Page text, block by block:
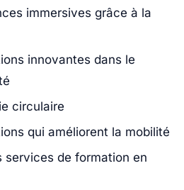
immersives grâce à la
innovantes dans le
circulaire
qui améliorent la mobilité
services de formation en